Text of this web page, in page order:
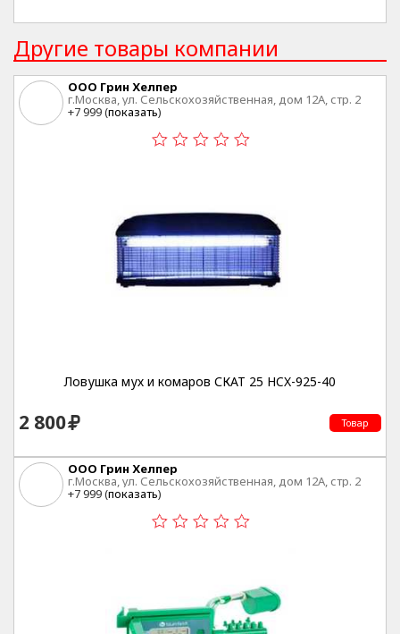
Другие товары компании
ООО Грин Хелпер
г.Москва, ул. Сельскохозяйственная, дом 12А, стр. 2
+7 999 (показать)
Ловушка мух и комаров СКАТ 25 HCX-925-40
2 800 Товар
ООО Грин Хелпер
г.Москва, ул. Сельскохозяйственная, дом 12А, стр. 2
+7 999 (показать)